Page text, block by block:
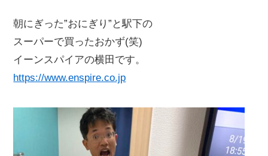
朝にぎった”おにぎり”と駅下の
スーパーで買ったおかず(笑)
イーンスパイアの横田です。
https://www.enspire.co.jp